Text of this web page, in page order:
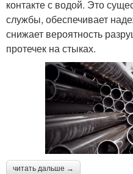
контакте с водой. Это
службы, обеспечивает
снижает вероятность
протечек на стыках.
читать дальше →